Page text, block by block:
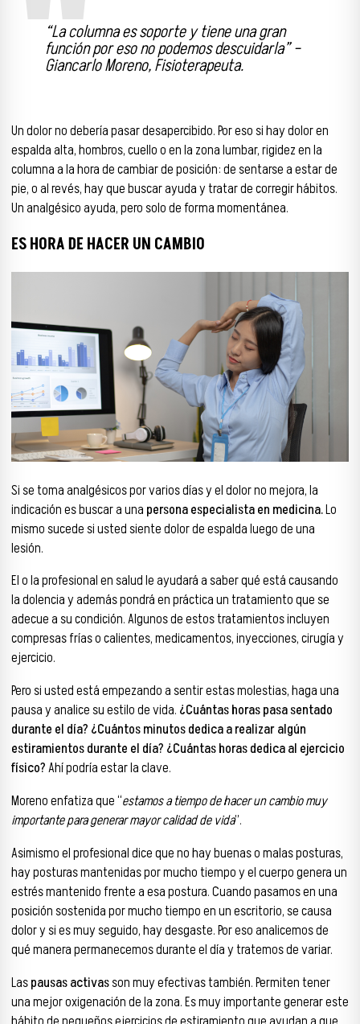
“La columna es soporte y tiene una gran
función por eso no podemos descuidarla” –
Giancarlo Moreno, Fisioterapeuta.
Un dolor no debería pasar desapercibido. Por eso si hay dolor en
espalda alta, hombros, cuello o en la zona lumbar, rigidez en la
columna a la hora de cambiar de posición: de sentarse a estar de
pie, o al revés, hay que buscar ayuda y tratar de corregir hábitos.
Un analgésico ayuda, pero solo de forma momentánea.
ES HORA DE HACER UN CAMBIO
Si se toma analgésicos por varios días y el dolor no mejora, la
indicación es buscar a una persona especialista en medicina.Lo
mismo sucede si usted siente dolor de espalda luego de una
lesión.
El o la profesional en salud le ayudará a saber qué está causando
la dolencia y además pondrá en práctica un tratamiento que se
adecue a su condición. Algunos de estos tratamientos incluyen
compresas frías o calientes, medicamentos, inyecciones, cirugía y
ejercicio.
Pero si usted está empezando a sentir estas molestias, haga una
pausa y analice su estilo de vida. ¿Cuántas horas pasa sentado
durante el día? ¿Cuántos minutos dedica a realizar algún
estiramientos durante el día? ¿Cuántas horas dedica al ejercicio
físico?Ahí podría estar la clave.
Moreno enfatiza que “estamos a tiempo de hacer un cambio muy
importante para generar mayor calidad de vida”.
Asimismo el profesional dice que no hay buenas o malas posturas,
hay posturas mantenidas por mucho tiempo y el cuerpo genera un
estrés mantenido frente a esa postura. Cuando pasamos en una
posición sostenida por mucho tiempo en un escritorio, se causa
dolor y si es muy seguido, hay desgaste. Por eso analicemos de
qué manera permanecemos durante el día y tratemos de variar.
Laspausas activasson muy efectivas también. Permiten tener
una mejor oxigenación de la zona. Es muy importante generar este